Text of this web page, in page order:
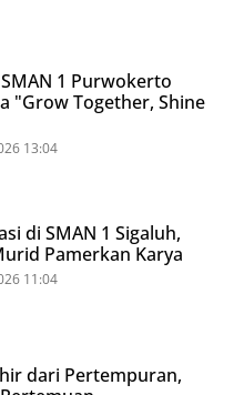
SMAN 1 Purwokerto
"Grow Together, Shine
13:04
di SMAN 1 Sigaluh,
Pamerkan Karya
11:04
dari Pertempuran,